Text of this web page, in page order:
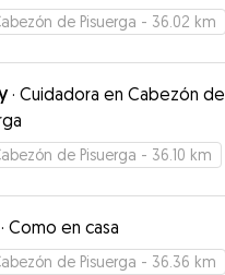
de Pisuerga - 36.02 km
· Cuidadora en Cabezón de
de Pisuerga - 36.10 km
· Como en casa
de Pisuerga - 36.36 km